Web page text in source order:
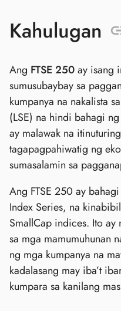
Kahulugan
Ang FTSE 250ay isang
sumusubaybay sa
kumpanya na nakalista
(LSE) na hindi bahagi
ay malawak na
tagapagpahiwatig ng
sumasalamin sa
Ang FTSE 250 ay
Index Series, na
SmallCap indices. Ito ay
sa mga mamumuhunan
ng mga kumpanya na
kadalasang may iba’t
kumpara sa kanilang